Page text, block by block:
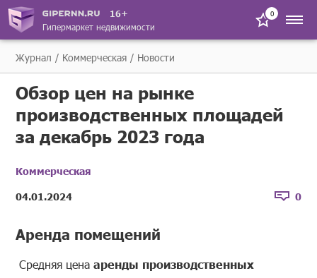
16+
Гипермаркет недвижимости
0
Журнал Коммерческая Новости
Обзор цен на рынке
производственных площадей
за декабрь 2023 года
Коммерческая
04.01.2024
0
Аренда помещений
Средняя ценааренды производственных